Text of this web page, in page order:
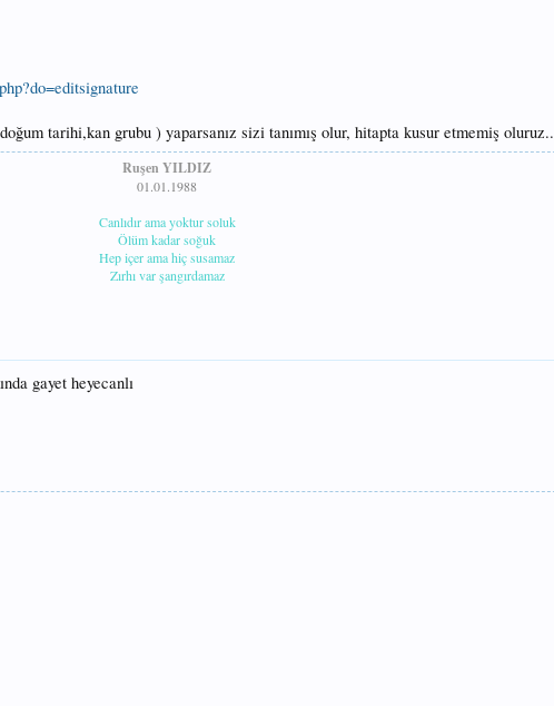
tarihi,kan grubu ) yaparsanız sizi tanımış olur, hitapta kusur etmemiş oluruz..
Ruşen YILDIZ
01.01.1988
Canlıdır ama yoktur soluk
Ölüm kadar soğuk
Hep içer ama hiç susamaz
Zırhı var şangırdamaz
gayet heyecanlı